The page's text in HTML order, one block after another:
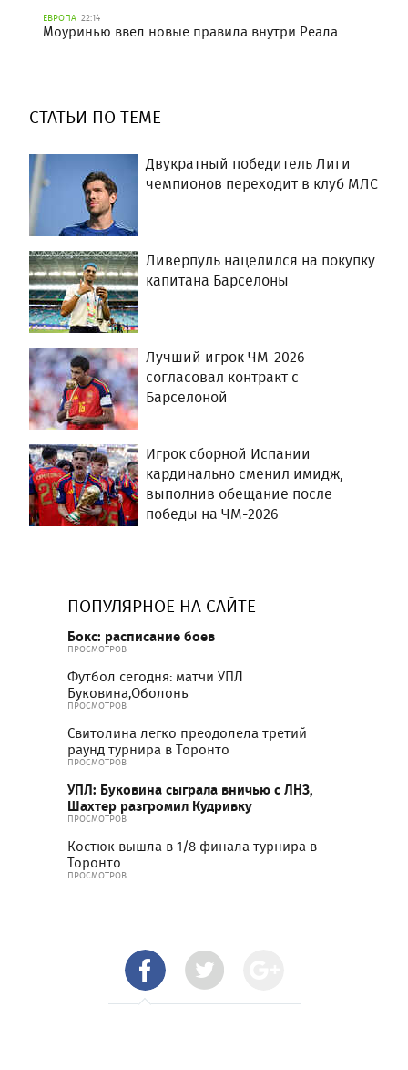
ЕВРОПА 22:14
Моуринью ввел новые правила внутри Реала
СТАТЬИ ПО ТЕМЕ
Двукратный победитель Лиги
чемпионов переходит в клуб МЛС
Ливерпуль нацелился на покупку
капитана Барселоны
Лучший игрок ЧМ-2026
согласовал контракт с
Барселоной
Игрок сборной Испании
кардинально сменил имидж,
выполнив обещание после
победы на ЧМ-2026
ПОПУЛЯРНОЕ НА САЙТЕ
Бокс: расписание боев
ПРОСМОТРОВ
Футбол сегодня: матчи УПЛ
Буковина,Оболонь
ПРОСМОТРОВ
Свитолина легко преодолела третий
раунд турнира в Торонто
ПРОСМОТРОВ
УПЛ: Буковина сыграла вничью с ЛНЗ,
Шахтер разгромил Кудривку
ПРОСМОТРОВ
Костюк вышла в 1/8 финала турнира в
Торонто
ПРОСМОТРОВ